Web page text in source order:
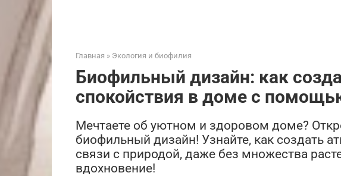
Главная » Экология и биофилия
Биофильный дизайн: как
спокойствия в доме с
Мечтаете об уютном и здоровом доме?
биофильный дизайн! Узнайте, как создать
связи с природой, даже без множества
вдохновение!